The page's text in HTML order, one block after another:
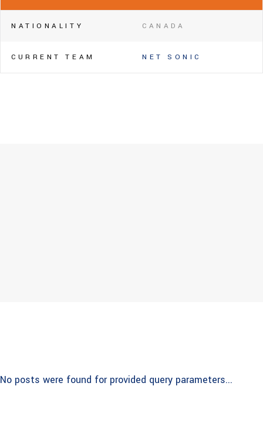
NATIONALITY CANADA
CURRENT TEAM NET SONIC
No posts were found for provided query parameters...